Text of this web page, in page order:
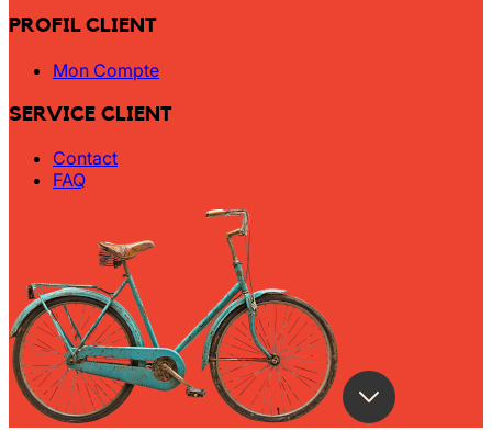
PROFIL CLIENT
Mon Compte
SERVICE CLIENT
Contact
FAQ